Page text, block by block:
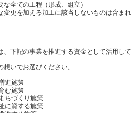
全ての工程（形成、組立）
更を加える加工に該当しないものは含まれ
、下記の事業を推進する資金として活用して
いでお選びください。
進施策
む施策
ちづくり施策
に資する施策